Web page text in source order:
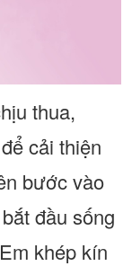
thua,
cải thiện
bước vào
đầu sống
khép kín